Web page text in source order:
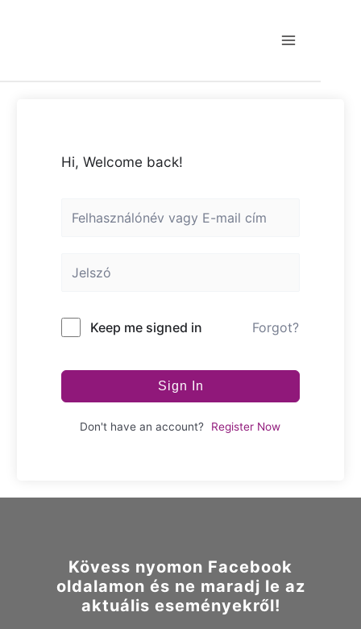
Hi, Welcome back!
Keep me signed in Forgot?
Sign In
Don't have an account? Register Now
Kövess nyomon Facebook
oldalamon és ne maradj le az
aktuális eseményekről!